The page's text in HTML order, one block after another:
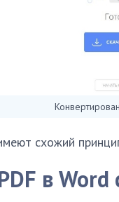
схожий
вWord